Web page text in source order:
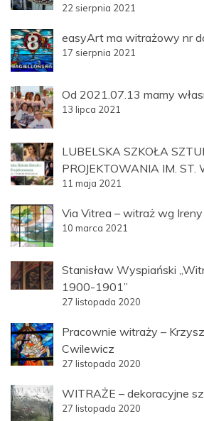
22 sierpnia 2021
easyArt ma witrażowy nr
17 sierpnia 2021
Od 2021.07.13 mamy
13 lipca 2021
LUBELSKA SZKOŁA
PROJEKTOWANIA IM. ST.
11 maja 2021
Via Vitrea – witraż wg
10 marca 2021
Stanisław Wyspiański
1900-1901”
27 listopada 2020
Pracownie witraży –
Cwilewicz
27 listopada 2020
WITRAŻE – dekoracyjne
27 listopada 2020